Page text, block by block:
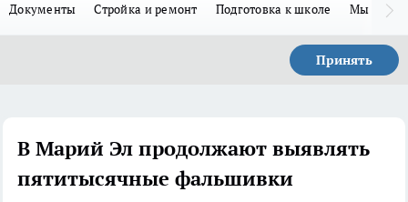
Документы Стройка и ремонт Подготовка к школе Мы в MAX
Принять
В Марий Эл продолжают выявлять
пятитысячные фальшивки